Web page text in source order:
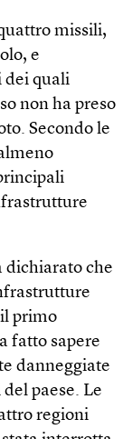
missili,
e
dei quali
non ha preso
Secondo le
dichiarato che
primo
fatto sapere
danneggiate
paese. Le
regioni